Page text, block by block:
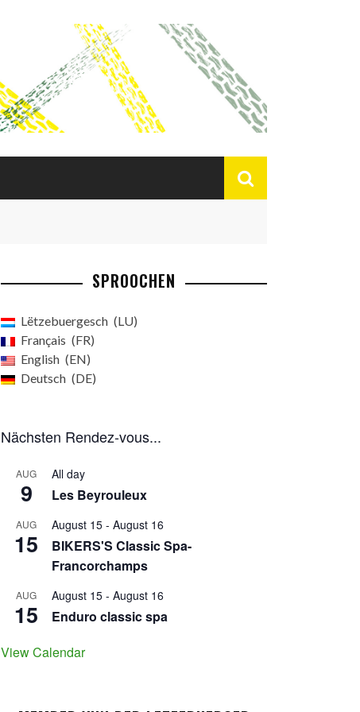
SPROOCHEN
Lëtzebuergesch
LU
Français
FR
English
EN
Deutsch
DE
Nächsten Rendez-vous...
AUG
9
All day
Les Beyrouleux
AUG
15
August 15 - August 16
BIKERS'S Classic Spa-
Francorchamps
AUG
15
August 15 - August 16
Enduro classic spa
View Calendar